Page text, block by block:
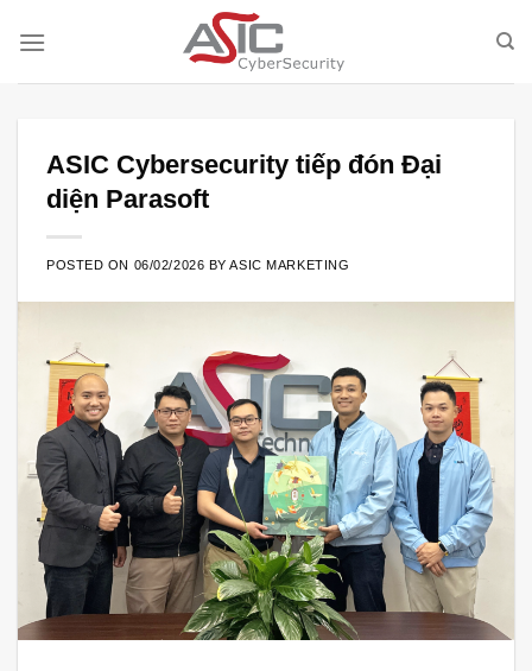
ASIC Cybersecurity tiếp đón Đại
diện Parasoft
POSTED ON 06/02/2026 BYASIC MARKETING